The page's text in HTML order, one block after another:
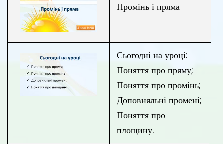
Промінь і пряма
Сьогодні на уроці:
Поняття про пряму;
Поняття про промінь;
Доповняльні промені;
Поняття про
площину.